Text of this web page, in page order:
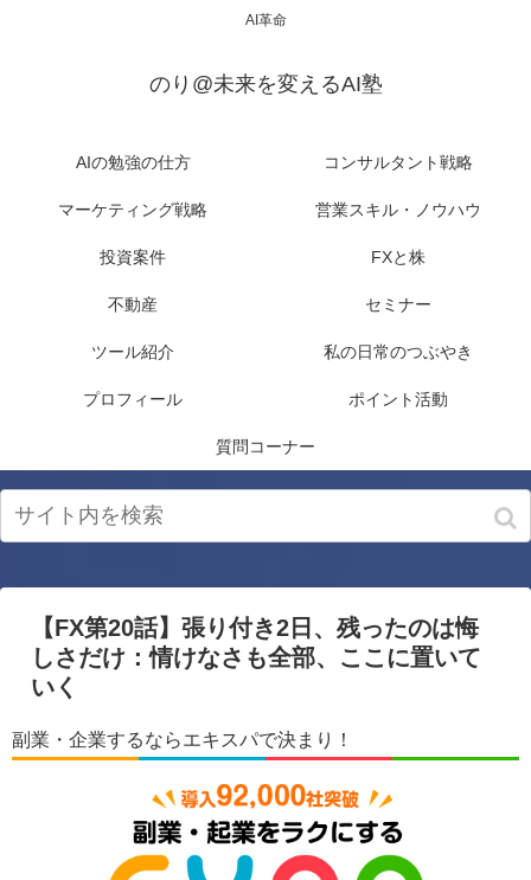
AI革命
のり@未来を変えるAI塾
AIの勉強の仕方 コンサルタント戦略
マーケティング戦略 営業スキル・ノウハウ
投資案件 FXと株
不動産 セミナー
ツール紹介 私の日常のつぶやき
プロフィール ポイント活動
質問コーナー
【FX第20話】張り付き2日、残ったのは悔
しさだけ：情けなさも全部、ここに置いて
いく
副業・企業するならエキスパで決まり！